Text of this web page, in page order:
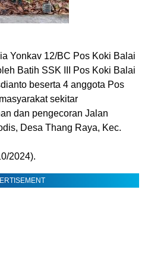
Yonkav 12/BC Pos Koki Balai
Batih SSK III Pos Koki Balai
beserta 4 anggota Pos
sekitar
dan pengecoran Jalan
Desa Thang Raya, Kec.
2024).